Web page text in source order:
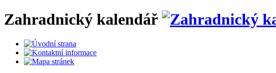
Zahradnický kalendář